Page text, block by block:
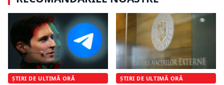
ȘTIRI DE ULTIMĂ ORĂ ȘTIRI DE ULTIMĂ ORĂ